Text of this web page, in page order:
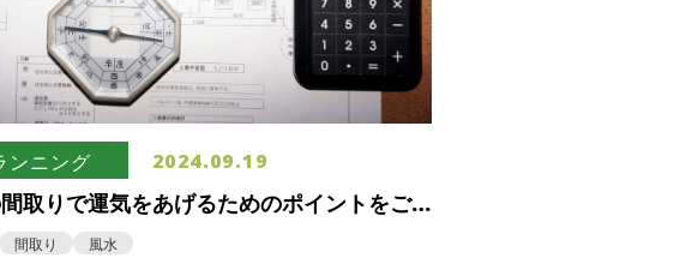
ンニング 2024.09.19
取りで運気をあげるためのポイントをご
間取り 風水